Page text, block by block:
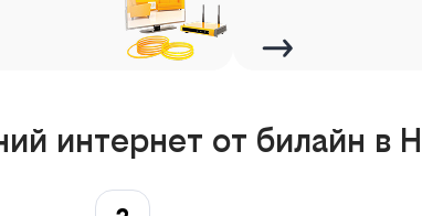
интернет от билайн в